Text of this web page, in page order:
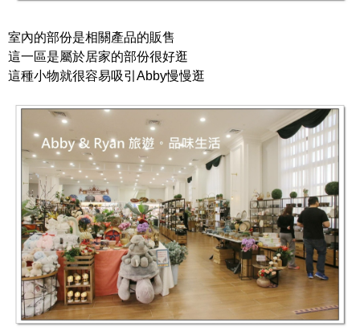
室內的部份是相關產品的販售
這一區是屬於居家的部份很好逛
這種小物就很容易吸引Abby慢慢逛